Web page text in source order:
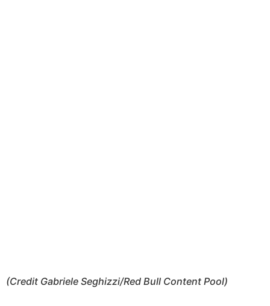
(Credit Gabriele Seghizzi/Red Bull Content Pool)